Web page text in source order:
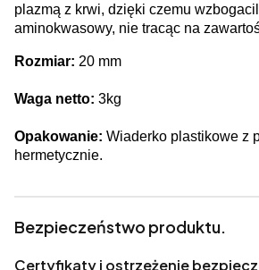
plazmą z krwi, dzięki czemu
aminokwasowy, nie tracąc na
Rozmiar: 20 mm
Waga netto: 3kg
Opakowanie: Wiaderko plastikowe z
hermetycznie.
Bezpieczeństwo produktu.
Certyfikaty i ostrzeżenie